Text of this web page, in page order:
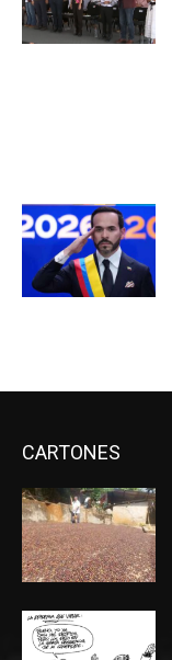
CARTONES